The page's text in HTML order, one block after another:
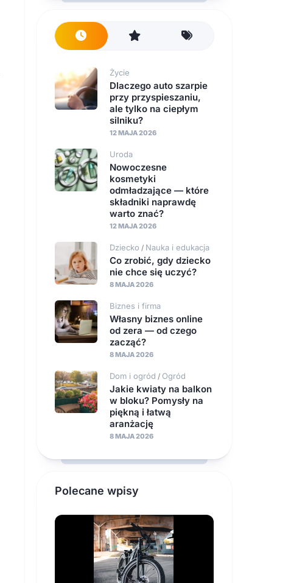
Życie
Dlaczego auto szarpie
przy przyspieszaniu,
ale tylko na ciepłym
silniku?
12 MAJA 2026
Uroda
Nowoczesne
kosmetyki
odmładzające — które
składniki naprawdę
warto znać?
12 MAJA 2026
Dziecko / Nauka i edukacja
Co zrobić, gdy dziecko
nie chce się uczyć?
8 MAJA 2026
Biznes i firma
Własny biznes online
od zera — od czego
zacząć?
8 MAJA 2026
Dom i ogród / Ogród
Jakie kwiaty na balkon
w bloku? Pomysły na
piękną i łatwą
aranżację
8 MAJA 2026
Polecane wpisy